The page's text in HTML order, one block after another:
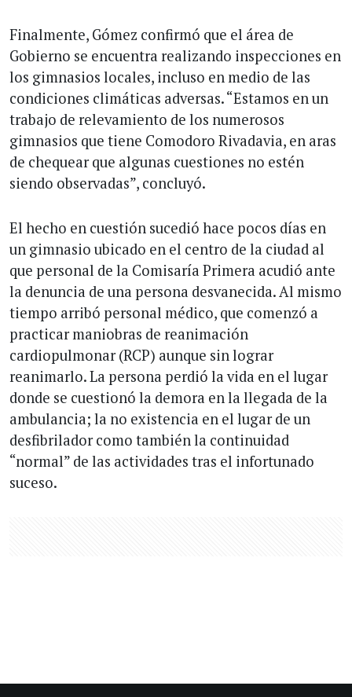
Finalmente, Gómez confirmó que el área de
Gobierno se encuentra realizando inspecciones en
los gimnasios locales, incluso en medio de las
condiciones climáticas adversas. “Estamos en un
trabajo de relevamiento de los numerosos
gimnasios que tiene Comodoro Rivadavia, en aras
de chequear que algunas cuestiones no estén
siendo observadas”, concluyó.
El hecho en cuestión sucedió hace pocos días en
un gimnasio ubicado en el centro de la ciudad al
que personal de la Comisaría Primera acudió ante
la denuncia de una persona desvanecida. Al mismo
tiempo arribó personal médico, que comenzó a
practicar maniobras de reanimación
cardiopulmonar (RCP) aunque sin lograr
reanimarlo. La persona perdió la vida en el lugar
donde se cuestionó la demora en la llegada de la
ambulancia; la no existencia en el lugar de un
desfibrilador como también la continuidad
“normal” de las actividades tras el infortunado
suceso.